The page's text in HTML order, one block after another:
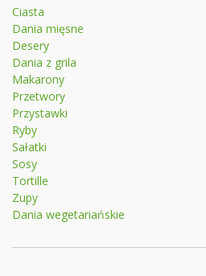
Ciasta
Dania mięsne
Desery
Dania z grila
Makarony
Przetwory
Przystawki
Ryby
Sałatki
Sosy
Tortille
Zupy
Dania wegetariańskie